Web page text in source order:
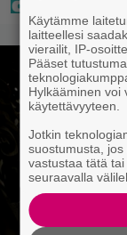
Käytämme
laitteellesi
vierailit, IP-
Pääset
Hylkääminen voi
käytettävyyteen.
Jotkin
suostumusta,
vastustaa tätä
seuraavalla